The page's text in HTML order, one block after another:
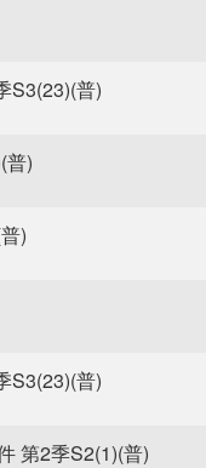
S3(23)(普)
普)
)
S3(23)(普)
第2季S2(1)(普)